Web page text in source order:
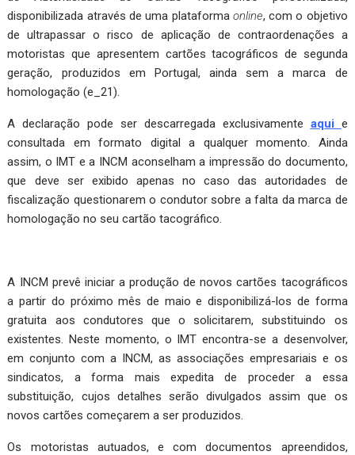
disponibilizada através de uma plataforma online, com o objetivo
de ultrapassar o risco de aplicação de contraordenações a
motoristas que apresentem cartões tacográficos de segunda
geração, produzidos em Portugal, ainda sem a marca de
homologação (e_21).
A declaração pode ser descarregada exclusivamente aqui e
consultada em formato digital a qualquer momento. Ainda
assim, o IMT e a INCM aconselham a impressão do documento,
que deve ser exibido apenas no caso das autoridades de
fiscalização questionarem o condutor sobre a falta da marca de
homologação no seu cartão tacográfico.
A INCM prevê iniciar a produção de novos cartões tacográficos
a partir do próximo mês de maio e disponibilizá-los de forma
gratuita aos condutores que o solicitarem, substituindo os
existentes. Neste momento, o IMT encontra-se a desenvolver,
em conjunto com a INCM, as associações empresariais e os
sindicatos, a forma mais expedita de proceder a essa
substituição, cujos detalhes serão divulgados assim que os
novos cartões começarem a ser produzidos.
Os motoristas autuados, e com documentos apreendidos,